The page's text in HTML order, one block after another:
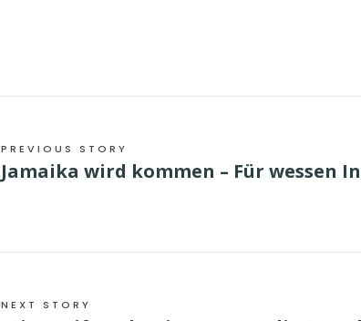
PREVIOUS STORY
Jamaika wird kommen – Für wessen
NEXT STORY